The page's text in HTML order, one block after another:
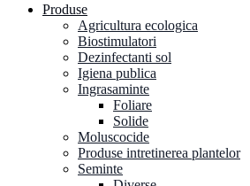
Produse
Agricultura ecologica
Biostimulatori
Dezinfectanti sol
Igiena publica
Ingrasaminte
Foliare
Solide
Moluscocide
Produse intretinerea plantelor
Seminte